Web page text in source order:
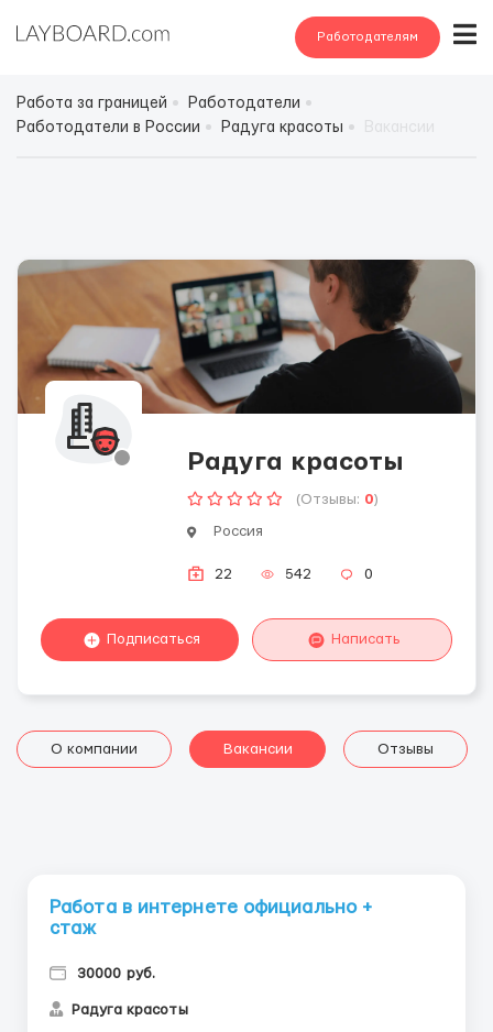
Работодателям
Работа за границей
Работодатели
Работодатели в России
Радуга красоты
Радуга красоты
(Отзывы: 0)
Россия
22 542 0
Подписаться Написать
О компании Вакансии Отзывы
Работа в интернете официально +
стаж
30000 руб.
Радуга красоты